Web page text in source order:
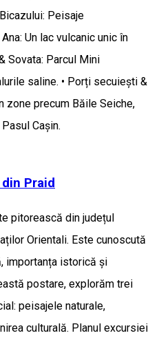
Peisaje
Un lac vulcanic unic în
Sovata: Parcul Mini
saline. • Porți secuiești &
zone precum Băile Seiche,
Caşin.
Praid
pitorească din județul
Orientali. Este cunoscută
importanța istorică și
postare, explorăm trei
peisajele naturale,
culturală. Planul excursiei